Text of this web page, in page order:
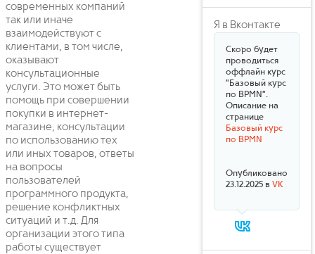
современных компаний
так или иначе
взаимодействуют с
клиентами, в том числе,
оказывают
консультационные
услуги. Это может быть
помощь при совершении
покупки в интернет-
магазине, консультации
по использованию тех
или иных товаров, ответы
на вопросы
пользователей
программного продукта,
решение конфликтных
ситуаций и т.д. Для
организации этого типа
работы существует
Я в Вконтакте
Скоро будет
проводиться
оффлайн курс
"Базовый курс
по BPMN".
Описание на
странице
Базовый курс
по BPMN
Опубликовано
23.12.2025 в VK